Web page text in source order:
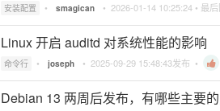
安装配置 • smagican • 2026-01-14 10:25:24 • 最
Linux 开启 auditd 对系统性能的影响
命令行 • joseph • 2025-09-29 15:48:43发布 •
Debian 13 两周后发布，有哪些主要的